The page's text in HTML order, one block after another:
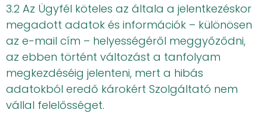
3.2 Az Ügyfél köteles az általa a jelentkezéskor
megadott adatok és információk – különösen
az e-mail cím – helyességéről meggyőződni,
az ebben történt változást a tanfolyam
megkezdéséig jelenteni, mert a hibás
adatokból eredő károkért Szolgáltató nem
vállal felelősséget.